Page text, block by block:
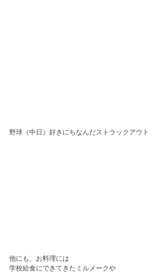
野球（中日）好きにちなんだストラックアウト
他にも、お料理には
学校給食にできてきたミルメークや